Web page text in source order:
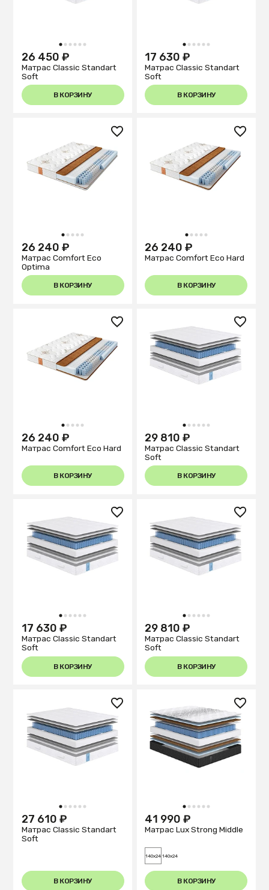
1 2 3 4 5 6
26 450 ₽
Матрас Classic Standart
Soft
В КОРЗИНУ
1 2 3 4 5 6
17 630 ₽
Матрас Classic Standart
Soft
В КОРЗИНУ
1 2 3 4 5
26 240 ₽
Матрас Comfort Eco
Optima
В КОРЗИНУ
1 2 3 4 5
26 240 ₽
Матрас Comfort Eco Hard
В КОРЗИНУ
1 2 3 4 5
26 240 ₽
Матрас Comfort Eco Hard
В КОРЗИНУ
1 2 3 4 5 6
29 810 ₽
Матрас Classic Standart
Soft
В КОРЗИНУ
1 2 3 4 5 6
17 630 ₽
Матрас Classic Standart
Soft
В КОРЗИНУ
1 2 3 4 5 6
29 810 ₽
Матрас Classic Standart
Soft
В КОРЗИНУ
1 2 3 4 5 6
27 610 ₽
Матрас Classic Standart
Soft
В КОРЗИНУ
1 2 3 4 5 6
41 990 ₽
Матрас Lux Strong Middle
140x24 140x24
В КОРЗИНУ